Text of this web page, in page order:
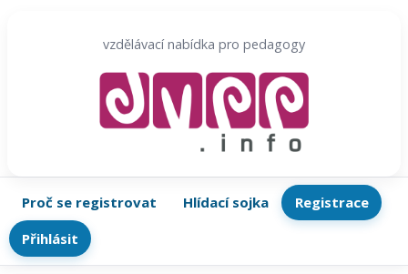
vzdělávací nabídka pro pedagogy
Proč se registrovat Hlídací sojka
Registrace
Přihlásit